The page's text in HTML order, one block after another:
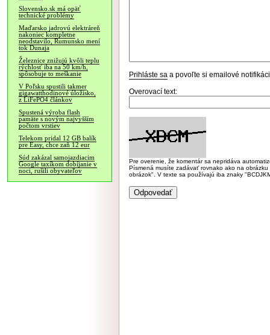
Slovensko.sk má opäť
technické problémy
Maďarsko jadrovú elektráreň
nakoniec kompletne
neodstavilo, Rumunsko mení
tok Dunaja
Železnice znižujú kvôli teplu
rýchlosť iba na 50 km/h,
spôsobuje to meškanie
V Poľsku spustili takmer
gigawatthodinové úložisko,
z LiFePO4 článkov
Spustená výroba flash
pamäte s novým najvyšším
počtom vrstiev
Telekom pridal 12 GB balík
pre Easy, chce zaň 12 eur
Súd zakázal samojazdiacim
Google taxíkom dobíjanie v
noci, rušili obyvateľov
Prihláste sa a povoľte si emailové
Overovací text:
Pre overenie, že komentár sa nepridáva
Písmená musíte zadávať rovnako ako na
obrázok". V texte sa používajú iba znaky